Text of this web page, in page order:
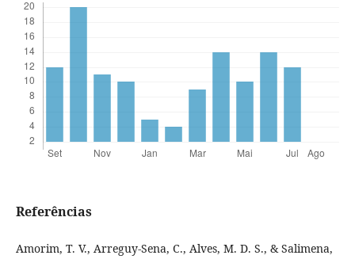
Referências
Amorim, T. V., Arreguy-Sena, C., Alves, M. D. S., & Salimena,